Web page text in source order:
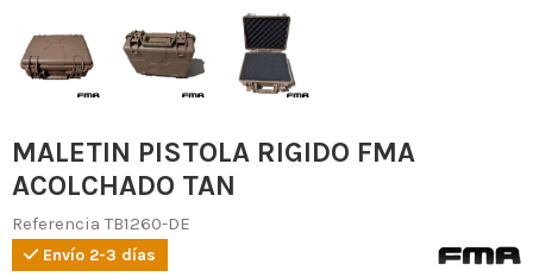
MALETIN PISTOLA RIGIDO FMA
ACOLCHADO TAN
Referencia TB1260-DE
Envío 2-3 días